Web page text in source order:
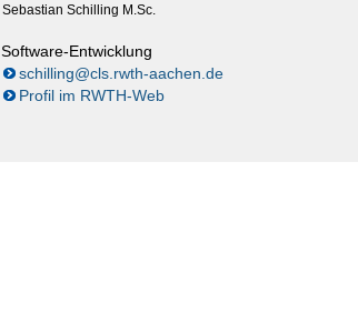
Sebastian Schilling M.Sc.
Software-Entwicklung
schilling@cls.rwth-aachen.de
Profil im RWTH-Web